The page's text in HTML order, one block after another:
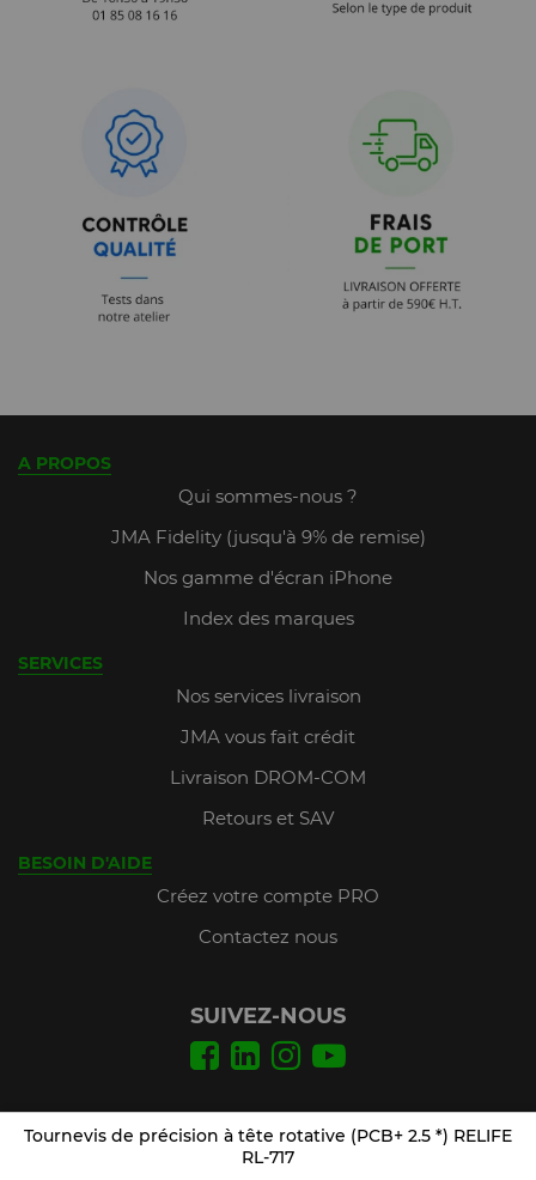
Tournevis de précision à tête rotative (PCB+ 2.5 *) RELIFE
RL-717
A PROPOS
Qui sommes-nous ?
JMA Fidelity (jusqu'à 9% de remise)
Nos gamme d'écran iPhone
Index des marques
SERVICES
Nos services livraison
JMA vous fait crédit
Livraison DROM-COM
Retours et SAV
BESOIN D'AIDE
Créez votre compte PRO
Contactez nous
SUIVEZ-NOUS
Mentions légales